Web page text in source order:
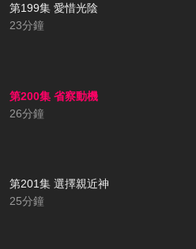
第199集 愛惜光陰
23分鐘
第200集 省察動機
26分鐘
第201集 選擇親近神
25分鐘